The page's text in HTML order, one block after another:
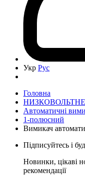
Укр Рус
Головна
Автоматичні
1-полюсний
Вимикач
Підписуйтесь і
Новинки, цікаві
рекомендації